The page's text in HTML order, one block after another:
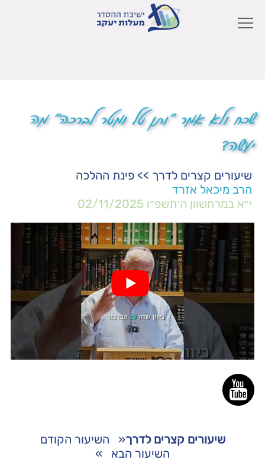
שכח ולא אמר "ותן טל ומטר לברכה" מה
יעשה?
שיעורים קצרים לדרך >> פינת ההלכה
הרב מיכאל אזרד
י״א במרחשוון ה׳תשפ״ו 02/11/2025
שיעורים קצרים לדרך« השיעור הקודם
השיעור הבא »